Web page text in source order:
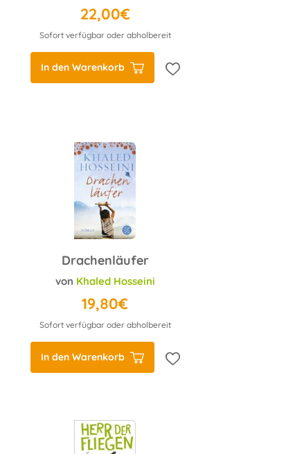
22,00€
Sofort verfügbar oder abholbereit
In den Warenkorb
Drachenläufer
von Khaled Hosseini
19,80€
Sofort verfügbar oder abholbereit
In den Warenkorb